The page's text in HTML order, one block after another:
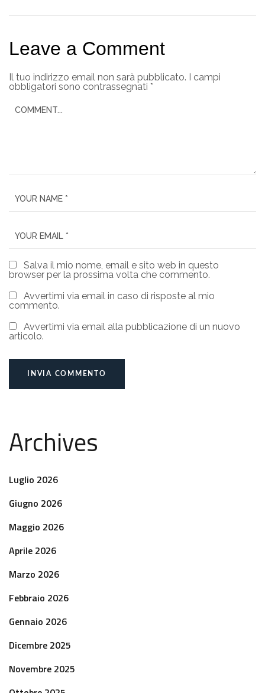
Leave a Comment
Il tuo indirizzo email non sarà pubblicato. I campi
obbligatori sono contrassegnati *
Salva il mio nome, email e sito web in questo
browser per la prossima volta che commento.
Avvertimi via email in caso di risposte al mio
commento.
Avvertimi via email alla pubblicazione di un nuovo
articolo.
Archives
Luglio 2026
Giugno 2026
Maggio 2026
Aprile 2026
Marzo 2026
Febbraio 2026
Gennaio 2026
Dicembre 2025
Novembre 2025